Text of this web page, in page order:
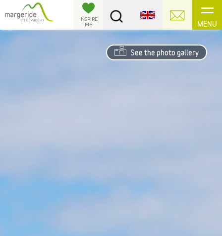
MENU
INSPIRE
ME
See the photo gallery
Cookies management panel